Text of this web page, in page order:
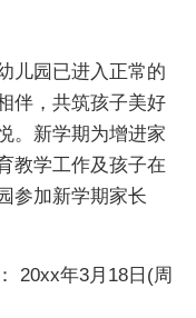
儿园已进入正常的
伴，共筑孩子美好
。新学期为增进家
教学工作及孩子在
参加新学期家长
20xx年3月18日(周